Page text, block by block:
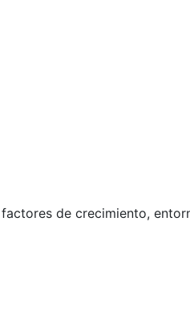
de crecimiento,